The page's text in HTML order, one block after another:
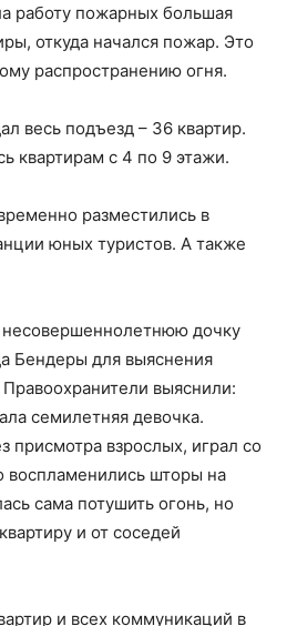
работу пожарных большая
откуда начался пожар. Это
распространению огня.
весь подъезд – 36 квартир.
квартирам с 4 по 9 этажи.
разместились в
юных туристов. А также
несовершеннолетнюю дочку
Бендеры для выяснения
выяснили:
семилетняя девочка.
присмотра взрослых, играл со
шторы на
сама потушить огонь, но
и от соседей
и всех коммуникаций в